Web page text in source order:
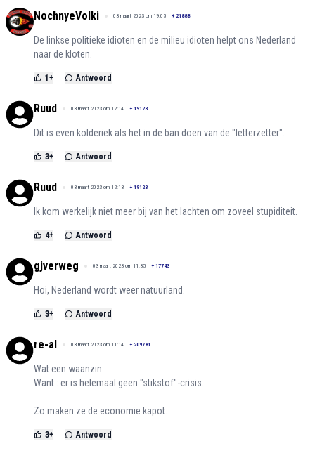
NochnyeVolki 03 maart 2023 om 19:05 + 21888
De linkse politieke idioten en de milieu idioten helpt ons Nederland
naar de kloten.
1+ Antwoord
Ruud 03 maart 2023 om 12:14 + 19123
Dit is even kolderiek als het in de ban doen van de "letterzetter".
3+ Antwoord
Ruud 03 maart 2023 om 12:13 + 19123
Ik kom werkelijk niet meer bij van het lachten om zoveel stupiditeit.
4+ Antwoord
gjverweg 03 maart 2023 om 11:35 + 17743
Hoi, Nederland wordt weer natuurland.
3+ Antwoord
re-al 03 maart 2023 om 11:14 + 209781
Wat een waanzin.
Want : er is helemaal geen "stikstof"-crisis.
Zo maken ze de economie kapot.
3+ Antwoord